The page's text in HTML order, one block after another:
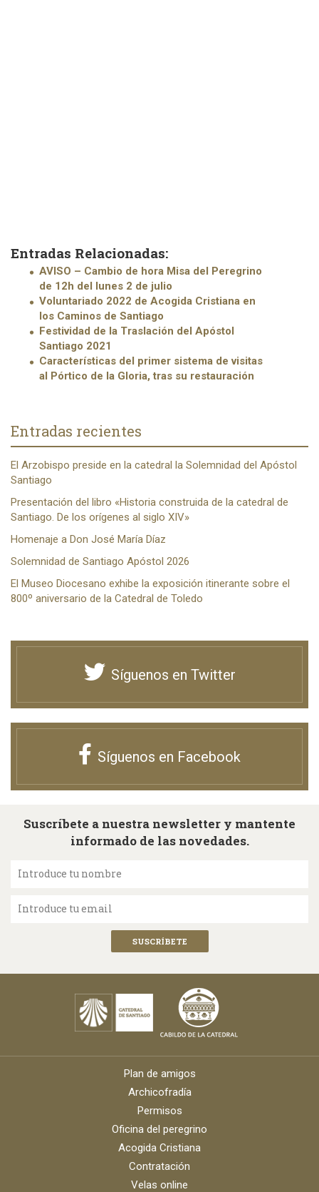
Entradas Relacionadas:
AVISO – Cambio de hora Misa del Peregrino
de 12h del lunes 2 de julio
Voluntariado 2022 de Acogida Cristiana en
los Caminos de Santiago
Festividad de la Traslación del Apóstol
Santiago 2021
Características del primer sistema de visitas
al Pórtico de la Gloria, tras su restauración
Entradas recientes
El Arzobispo preside en la catedral la Solemnidad del Apóstol
Santiago
Presentación del libro «Historia construida de la catedral de
Santiago. De los orígenes al siglo XIV»
Homenaje a Don José María Díaz
Solemnidad de Santiago Apóstol 2026
El Museo Diocesano exhibe la exposición itinerante sobre el
800º aniversario de la Catedral de Toledo
Síguenos en Twitter
Síguenos en Facebook
Suscríbete a nuestra newsletter y mantente
informado de las novedades.
Introduce tu nombre
Introduce tu email
Plan de amigos
Archicofradía
Permisos
Oficina del peregrino
Acogida Cristiana
Contratación
Velas online